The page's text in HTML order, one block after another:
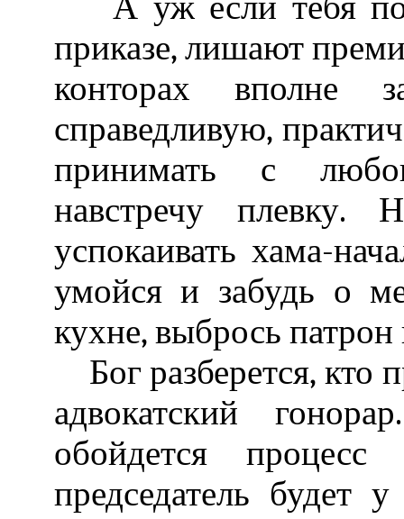
приказе, лишают
конторах вполне
справедливую,
принимать с
навстречу плевку.
успокаивать хама-
умойся и забудь о
кухне, выбрось патрон
Бог разберется, кто
адвокатский
обойдется
председатель будет